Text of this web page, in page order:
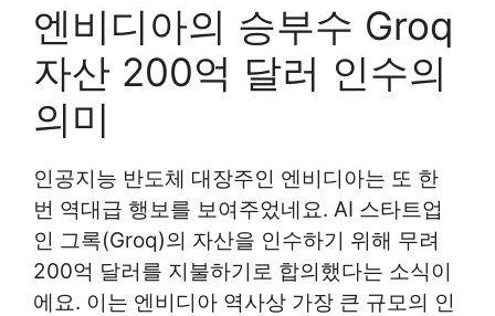
엔비디아의 승부수 Groq
자산 200억 달러 인수의
의미
인공지능 반도체 대장주인 엔비디아는 또 한
번 역대급 행보를 보여주었네요. AI 스타트업
인 그록(Groq)의 자산을 인수하기 위해 무려
200억 달러를 지불하기로 합의했다는 소식이
에요. 이는 엔비디아 역사상 가장 큰 규모의 인